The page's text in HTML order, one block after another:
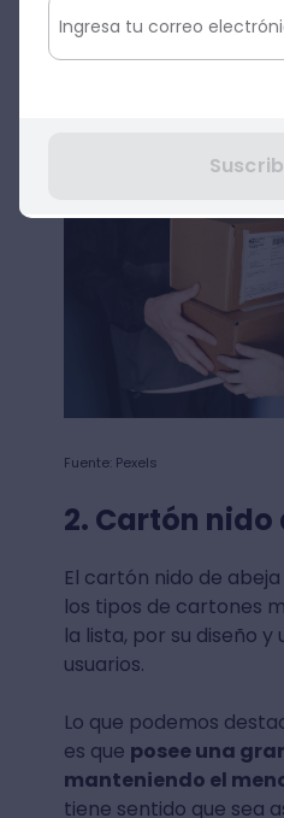
almacenes y fábricas
producen grandes
puede ayudar a
Fuente: Pexels
2. Cartón nido
El cartón nido de
los tipos de cartones
la lista, por su diseño y
usuarios.
Lo que podemos
es que posee una
manteniendo el
tiene sentido que sea